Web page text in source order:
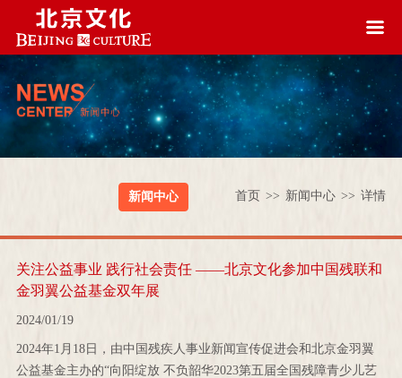
新闻中心 首页 >> 新闻中心 >> 详情
关注公益事业 践行社会责任 ——北京文化参加中国残联和
金羽翼公益基金双年展
2024/01/19
2024年1月18日，由中国残疾人事业新闻宣传促进会和北京金羽翼
公益基金主办的“向阳绽放 不负韶华2023第五届全国残障青少儿艺